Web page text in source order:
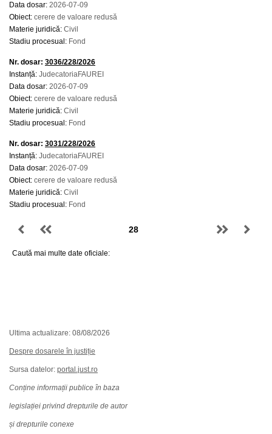
Data dosar: 2026-07-09
Obiect: cerere de valoare redusă
Materie juridică: Civil
Stadiu procesual: Fond
Nr. dosar: 3036/228/2026
Instanță: JudecatoriaFAUREI
Data dosar: 2026-07-09
Obiect: cerere de valoare redusă
Materie juridică: Civil
Stadiu procesual: Fond
Nr. dosar: 3031/228/2026
Instanță: JudecatoriaFAUREI
Data dosar: 2026-07-09
Obiect: cerere de valoare redusă
Materie juridică: Civil
Stadiu procesual: Fond
Caută mai multe date oficiale:
Ultima actualizare: 08/08/2026
Despre dosarele în justiție
Sursa datelor: portal.just.ro
Conține informații publice în baza
legislației privind drepturile de autor
și drepturile conexe